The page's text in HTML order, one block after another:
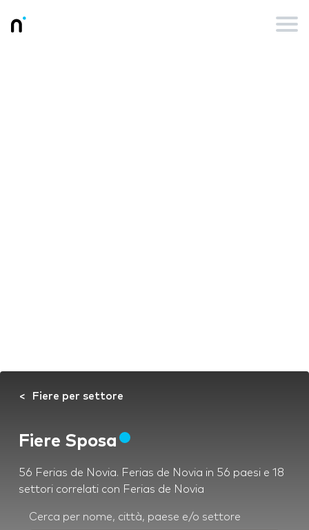
Fiere per settore
Fiere Sposa
56 Ferias de Novia. Ferias de Novia in 56 paesi e 18
settori correlati con Ferias de Novia
Cerca per nome, città, paese e/o settore